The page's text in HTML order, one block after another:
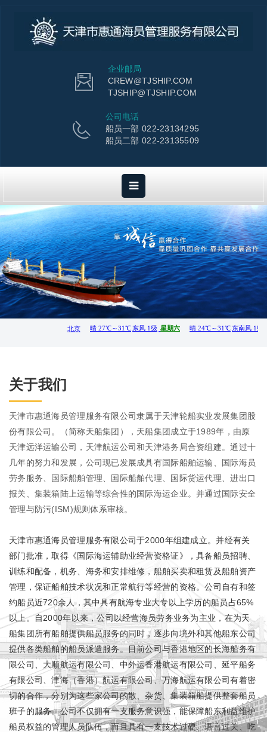
企业邮局
CREW@TJSHIP.COM
TJSHIP@TJSHIP.COM
公司电话
船员一部 022-23134295
船员二部 022-23135509
关于我们
天津市惠通海员管理服务有限公司隶属于天津轮船实业发展集团股
份有限公司。（简称天船集团），天船集团成立于1989年，由原
天津远洋运输公司，天津航运公司和天津港务局合资组建。通过十
几年的努力和发展，公司现已发展成具有国际船舶运输、国际海员
劳务服务、国际船舶管理、国际船舶代理、国际货运代理、进出口
报关、集装箱陆上运输等综合性的国际海运企业。并通过国际安全
管理与防污(ISM)规则体系审核。
天津市惠通海员管理服务有限公司于2000年组建成立。并经有关
部门批准，取得《国际海运辅助业经营资格证》，具备船员招聘、
训练和配备，机务、海务和安排维修，船舶买卖和租赁及船舶资产
管理，保证船舶技术状况和正常航行等经营的资格。公司自有和签
约船员近720余人，其中具有航海专业大专以上学历的船员占65%
以上。自2000年以来，公司以经营海员劳务业务为主业，在为天
船集团所有船舶提供船员服务的同时，逐步向境外和其他船东公司
提供各类船舶的船员派遣服务。目前公司与香港地区的长海船务有
限公司、大顺航运有限公司、中外运香港航运有限公司、延平船务
有限公司、津海（香港）航运有限公司、万海航运有限公司有着密
切的合作，分别为这些家公司的散、杂货、集装箱船提供整套船员
班子的服务。公司不仅拥有一支服务意识强，能保障船东利益维护
船员权益的管理人员队伍，而且具有一支技术过硬、语言过关、吃